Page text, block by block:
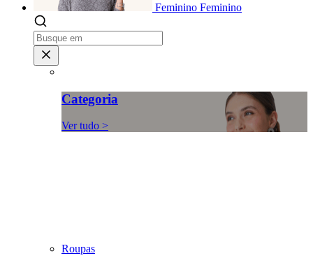
Feminino Feminino
Categoria
Ver tudo >
Roupas